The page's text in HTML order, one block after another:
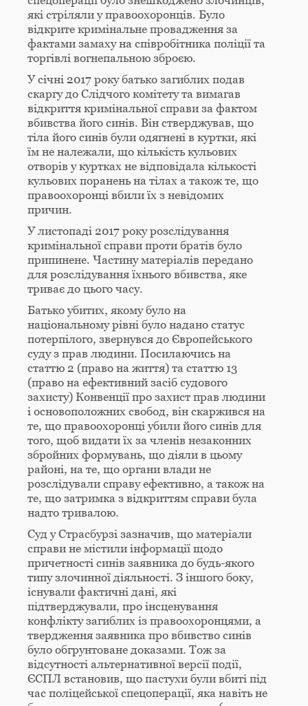
які стріляли у правоохоронців. Було
відкрите кримінальне провадження за
фактами замаху на співробітника поліції та
торгівлі вогнепальною зброєю.
У січні 2017 року батько загиблих подав
скаргу до Слідчого комітету та вимагав
відкриття кримінальної справи за фактом
вбивства його синів. Він стверджував, що
тіла його синів були одягнені в куртки, які
їм не належали, що кількість кульових
отворів у куртках не відповідала кількості
кульових поранень на тілах а також те, що
правоохоронці вбили їх з невідомих
причин.
У листопаді 2017 року розслідування
кримінальної справи проти братів було
припинене. Частину матеріалів передано
для розслідування їхнього вбивства, яке
триває до цього часу.
Батько убитих, якому було на
національному рівні було надано статус
потерпілого, звернувся до Європейського
суду з прав людини. Посилаючись на
статтю 2 (право на життя) та статтю 13
(право на ефективний засіб судового
захисту) Конвенції про захист прав людини
і основоположних свобод, він скаржився на
те, що правоохоронці убили його синів для
того, щоб видати їх за членів незаконних
збройних формувань, що діяли в цьому
районі, на те, що органи влади не
розслідували справу ефективно, а також на
те, що затримка з відкриттям справи була
надто тривалою.
Суд у Страсбурзі зазначив, що матеріали
справи не містили інформації щодо
причетності синів заявника до будь-якого
типу злочинної діяльності. З іншого боку,
існували фактичні дані, які
підтверджували, про інсценування
конфлікту загиблих із правоохоронцями, а
твердження заявника про вбивство синів
було обгрунтоване доказами. Тож за
відсутності альтернативної версії події,
ЄСПЛ встановив, що пастухи були вбиті під
час поліцейської спецоперації, яка навіть не